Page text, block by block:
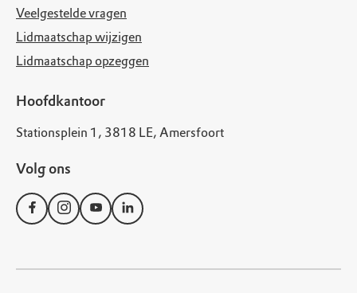
Veelgestelde vragen
Lidmaatschap wijzigen
Lidmaatschap opzeggen
Hoofdkantoor
Stationsplein 1, 3818 LE, Amersfoort
Volg ons